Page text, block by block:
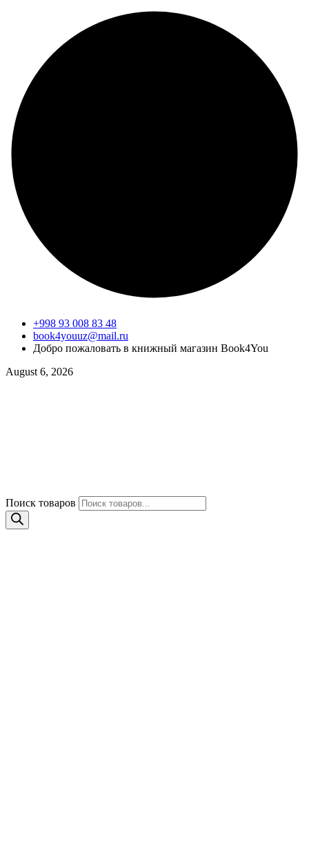
+998 93 008 83 48
book4youuz@mail.ru
Добро пожаловать в книжный магазин Book4You
August 6, 2026
Поиск товаров